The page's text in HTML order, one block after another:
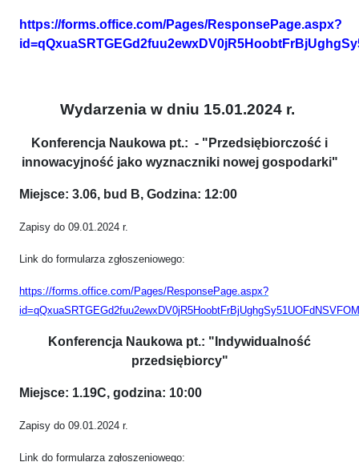
https://forms.office.com/Pages/ResponsePage.aspx?
Wydarzenia w dniu 15.01.2024 r.
Konferencja Naukowa pt.: - "Przedsiębiorczość i
innowacyjność jako wyznaczniki nowej gospodarki"
Miejsce: 3.06, bud B, Godzina: 12:00
Zapisy do 09.01.2024 r.
Link do formularza zgłoszeniowego:
https://forms.office.com/Pages/ResponsePage.aspx?
Konferencja Naukowa pt.: "Indywidualność
przedsiębiorcy"
Miejsce: 1.19C, godzina: 10:00
Zapisy do 09.01.2024 r.
Link do formularza zgłoszeniowego: